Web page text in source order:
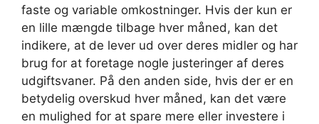
faste og variable omkostninger. Hvis der kun er
en lille mængde tilbage hver måned, kan det
indikere, at de lever ud over deres midler og har
brug for at foretage nogle justeringer af deres
udgiftsvaner. På den anden side, hvis der er en
betydelig overskud hver måned, kan det være
en mulighed for at spare mere eller investere i